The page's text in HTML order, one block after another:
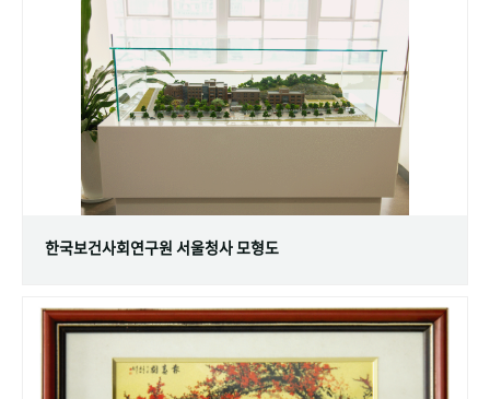
한국보건사회연구원 서울청사 모형도